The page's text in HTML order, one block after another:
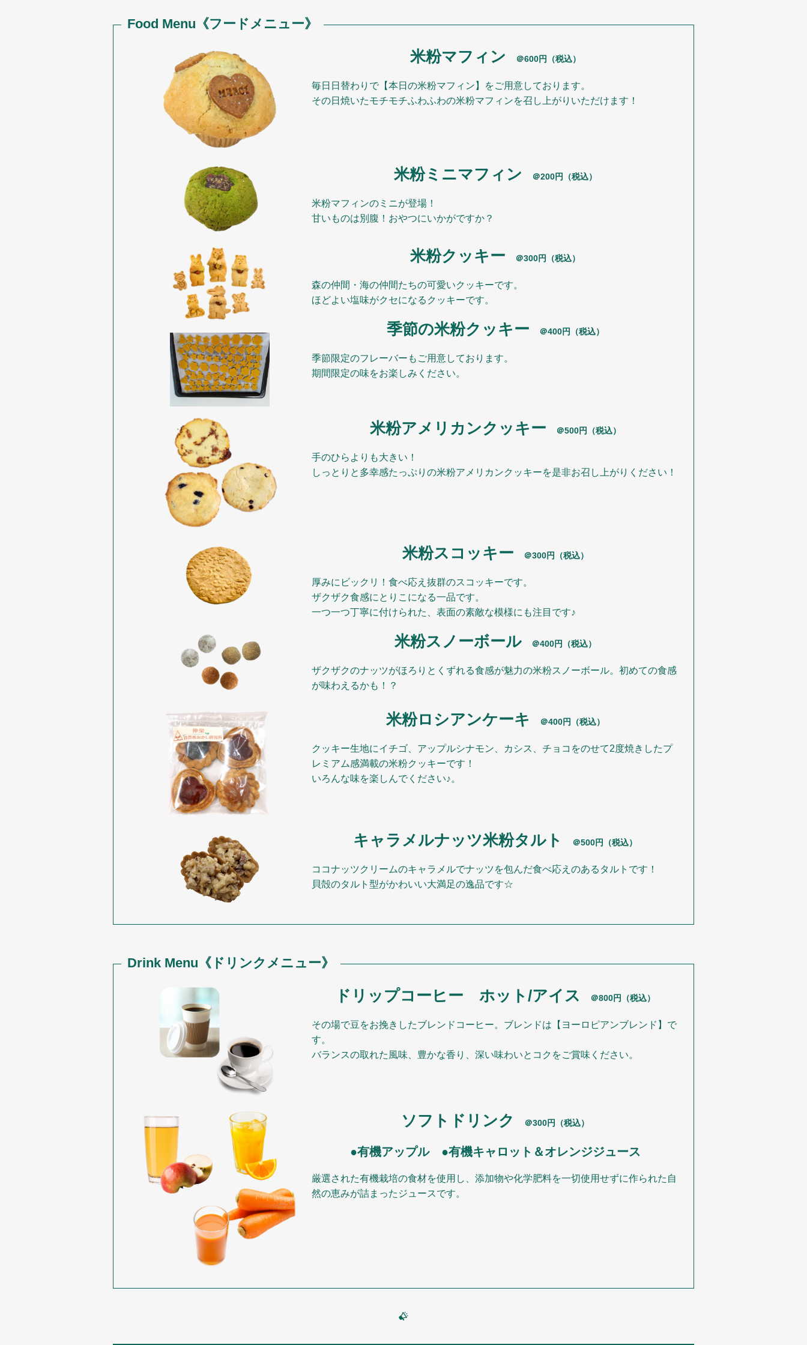
Food Menu《フードメニュー》
米粉マフィン ＠600円（税込）
毎日日替わりで【本日の米粉マフィン】をご用意しております。
その日焼いたモチモチふわふわの米粉マフィンを召し上がりいただけます！
米粉ミニマフィン ＠200円（税込）
米粉マフィンのミニが登場！
甘いものは別腹！おやつにいかがですか？
米粉クッキー ＠300円（税込）
森の仲間・海の仲間たちの可愛いクッキーです。
ほどよい塩味がクセになるクッキーです。
季節の米粉クッキー ＠400円（税込）
季節限定のフレーバーもご用意しております。
期間限定の味をお楽しみください。
米粉アメリカンクッキー ＠500円（税込）
手のひらよりも大きい！
しっとりと多幸感たっぷりの米粉アメリカンクッキーを是非お召し上がりください！
米粉スコッキー ＠300円（税込）
厚みにビックリ！食べ応え抜群のスコッキーです。
ザクザク食感にとりこになる一品です。
一つ一つ丁寧に付けられた、表面の素敵な模様にも注目です♪
米粉スノーボール ＠400円（税込）
ザクザクのナッツがほろりとくずれる食感が魅力の米粉スノーボール。初めての食感
が味わえるかも！？
米粉ロシアンケーキ ＠400円（税込）
クッキー生地にイチゴ、アップルシナモン、カシス、チョコをのせて2度焼きしたプ
レミアム感満載の米粉クッキーです！
いろんな味を楽しんでください♪。
キャラメルナッツ米粉タルト ＠500円（税込）
ココナッツクリームのキャラメルでナッツを包んだ食べ応えのあるタルトです！
貝殻のタルト型がかわいい大満足の逸品です☆
Drink Menu《ドリンクメニュー》
ドリップコーヒー ホット/アイス ＠800円（税込）
その場で豆をお挽きしたブレンドコーヒー。ブレンドは【ヨーロピアンブレンド】で
す。
バランスの取れた風味、豊かな香り、深い味わいとコクをご賞味ください。
ソフトドリンク ＠300円（税込）
●有機アップル ●有機キャロット＆オレンジジュース
厳選された有機栽培の食材を使用し、添加物や化学肥料を一切使用せずに作られた自
然の恵みが詰まったジュースです。